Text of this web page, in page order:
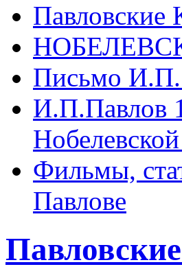
Павловские
Письмо И.П.
И.П.Павлов
Фильмы,
Павлове